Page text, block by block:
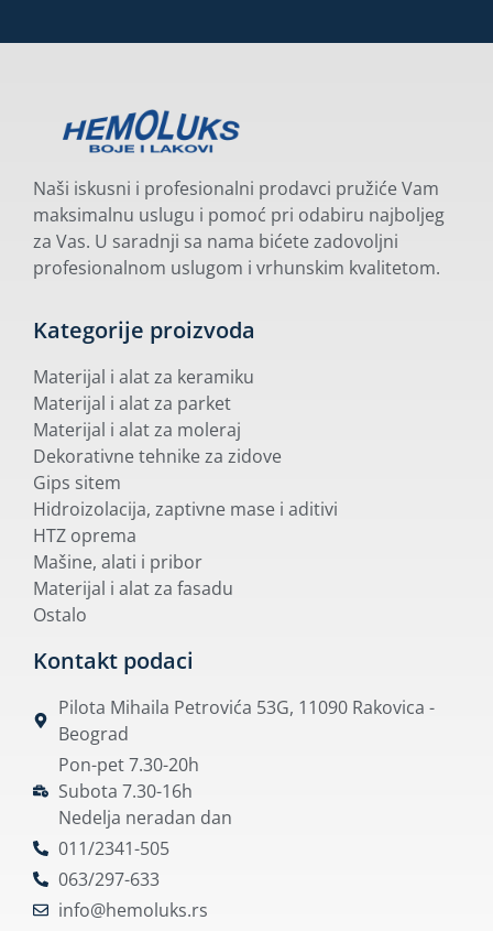
Naši iskusni i profesionalni prodavci pružiće Vam
maksimalnu uslugu i pomoć pri odabiru najboljeg
za Vas. U saradnji sa nama bićete zadovoljni
profesionalnom uslugom i vrhunskim kvalitetom.
Kategorije proizvoda
Materijal i alat za keramiku
Materijal i alat za parket
Materijal i alat za moleraj
Dekorativne tehnike za zidove
Gips sitem
Hidroizolacija, zaptivne mase i aditivi
HTZ oprema
Mašine, alati i pribor
Materijal i alat za fasadu
Ostalo
Kontakt podaci
Pilota Mihaila Petrovića 53G, 11090 Rakovica -
Beograd
Pon-pet 7.30-20h
Subota 7.30-16h
Nedelja neradan dan
011/2341-505
063/297-633
info@hemoluks.rs